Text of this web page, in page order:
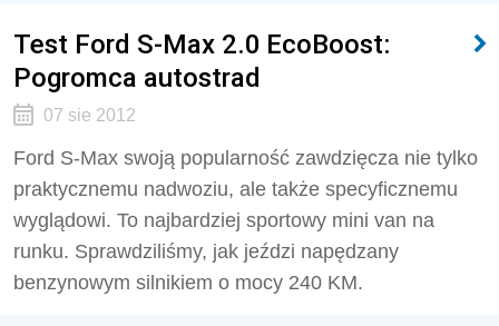
Test Ford S-Max 2.0 EcoBoost:
Pogromca autostrad
07 sie 2012
Ford S-Max swoją popularność zawdzięcza nie tylko
praktycznemu nadwoziu, ale także specyficznemu
wyglądowi. To najbardziej sportowy mini van na
runku. Sprawdziliśmy, jak jeździ napędzany
benzynowym silnikiem o mocy 240 KM.